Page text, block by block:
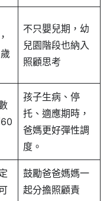
不只嬰兒期，幼
兒園階段也納入
照顧思考
孩子生病、停
托、適應期時，
爸媽更好彈性調
度。
鼓勵爸爸媽媽一
起分擔照顧責